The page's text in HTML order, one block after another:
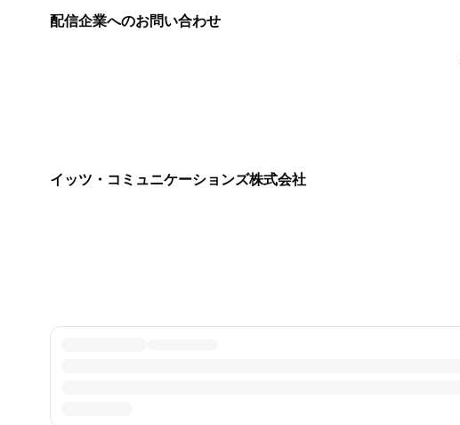
配信企業へのお問い合わせ
イッツ・コミュニケーションズ株式会社